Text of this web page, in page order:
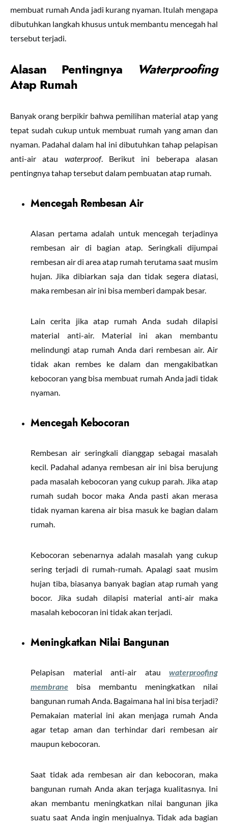
membuat rumah Anda jadi kurang nyaman. Itulah mengapa
dibutuhkan langkah khusus untuk membantu mencegah hal
tersebut terjadi.
Alasan Pentingnya
Waterproofing
Atap Rumah
Banyak orang berpikir bahwa pemilihan material atap yang
tepat sudah cukup untuk membuat rumah yang aman dan
nyaman. Padahal dalam hal ini dibutuhkan tahap pelapisan
anti-air atau waterproof. Berikut ini beberapa alasan
pentingnya tahap tersebut dalam pembuatan atap rumah.
Mencegah Rembesan Air
Alasan pertama adalah untuk mencegah terjadinya
rembesan air di bagian atap. Seringkali dijumpai
rembesan air di area atap rumah terutama saat musim
hujan. Jika dibiarkan saja dan tidak segera diatasi,
maka rembesan air ini bisa memberi dampak besar.
Lain cerita jika atap rumah Anda sudah dilapisi
material anti-air. Material ini akan membantu
melindungi atap rumah Anda dari rembesan air. Air
tidak akan rembes ke dalam dan mengakibatkan
kebocoran yang bisa membuat rumah Anda jadi tidak
nyaman.
Mencegah Kebocoran
Rembesan air seringkali dianggap sebagai masalah
kecil. Padahal adanya rembesan air ini bisa berujung
pada masalah kebocoran yang cukup parah. Jika atap
rumah sudah bocor maka Anda pasti akan merasa
tidak nyaman karena air bisa masuk ke bagian dalam
rumah.
Kebocoran sebenarnya adalah masalah yang cukup
sering terjadi di rumah-rumah. Apalagi saat musim
hujan tiba, biasanya banyak bagian atap rumah yang
bocor. Jika sudah dilapisi material anti-air maka
masalah kebocoran ini tidak akan terjadi.
Meningkatkan Nilai Bangunan
Pelapisan material anti-air atau waterproofing
membrane bisa membantu meningkatkan nilai
bangunan rumah Anda. Bagaimana hal ini bisa terjadi?
Pemakaian material ini akan menjaga rumah Anda
agar tetap aman dan terhindar dari rembesan air
maupun kebocoran.
Saat tidak ada rembesan air dan kebocoran, maka
bangunan rumah Anda akan terjaga kualitasnya. Ini
akan membantu meningkatkan nilai bangunan jika
suatu saat Anda ingin menjualnya. Tidak ada bagian